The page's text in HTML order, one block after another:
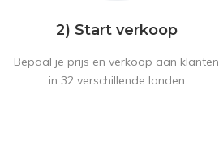
2) Start verkoop
Bepaal je prijs en verkoop aan klanten
in 32 verschillende landen